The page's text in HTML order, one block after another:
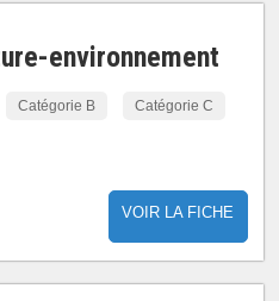
environnement
Catégorie B Catégorie C
VOIR LA FICHE